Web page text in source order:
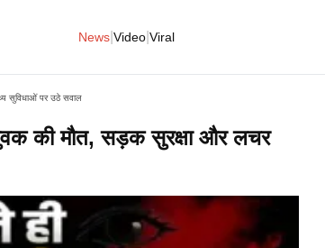
News Video Viral
सुविधाओं पर उठे सवाल
की मौत, सड़क सुरक्षा और लचर